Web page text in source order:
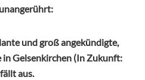
und groß angekündigte,
Gelsenkirchen (In Zukunft:
aus.